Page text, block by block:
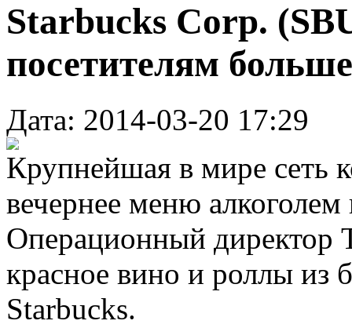
Starbucks Corp.
посетителям
Дата: 2014-03-20 17:29
Крупнейшая в мире сеть
вечернее меню
Операционный директор
красное вино и роллы из
Starbucks.